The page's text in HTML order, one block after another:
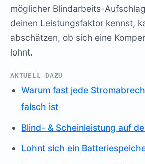
möglicher Blindarbeits-
deinen Leistungsfaktor kennst,
abschätzen, ob sich eine
lohnt.
AKTUELL DAZU
Warum fast jede
falsch ist
Blind- & Scheinleistung auf
Lohnt sich ein